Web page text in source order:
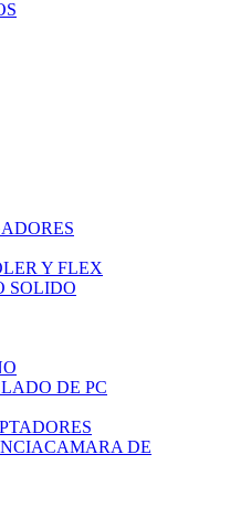
Y FLEX
SOLIDO
DE PC
CAMARA DE